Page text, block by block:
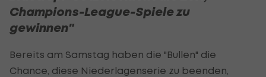
Champions-League-Spiele zu
gewinnen"
Bereits am Samstag haben die "Bullen" die
Chance, diese Niederlagenserie zu beenden,